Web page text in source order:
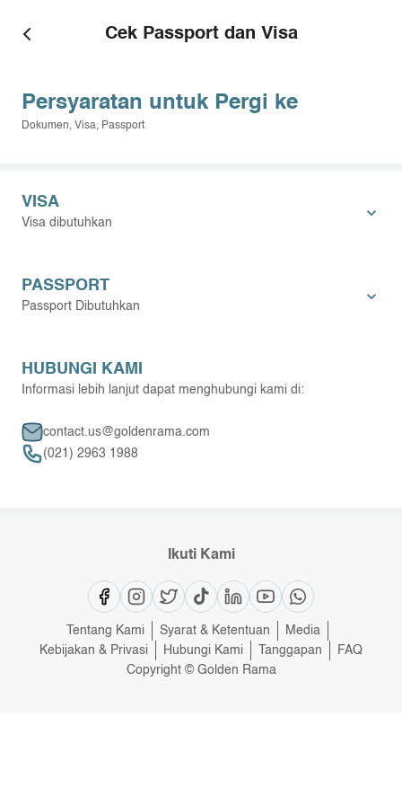
Cek Passport dan Visa
Persyaratan untuk Pergi ke
Dokumen, Visa, Passport
VISA
Visa dibutuhkan
PASSPORT
Passport Dibutuhkan
HUBUNGI KAMI
Informasi lebih lanjut dapat menghubungi kami di:
contact.us@goldenrama.com
(021) 2963 1988
Ikuti Kami
Tentang Kami Syarat & Ketentuan
Media
Kebijakan & Privasi
Hubungi Kami Tanggapan
FAQ
Copyright © Golden Rama